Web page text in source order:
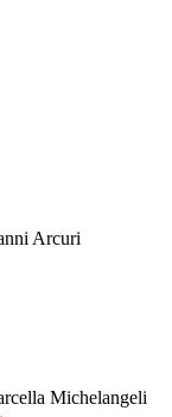
Arcuri
Michelangeli